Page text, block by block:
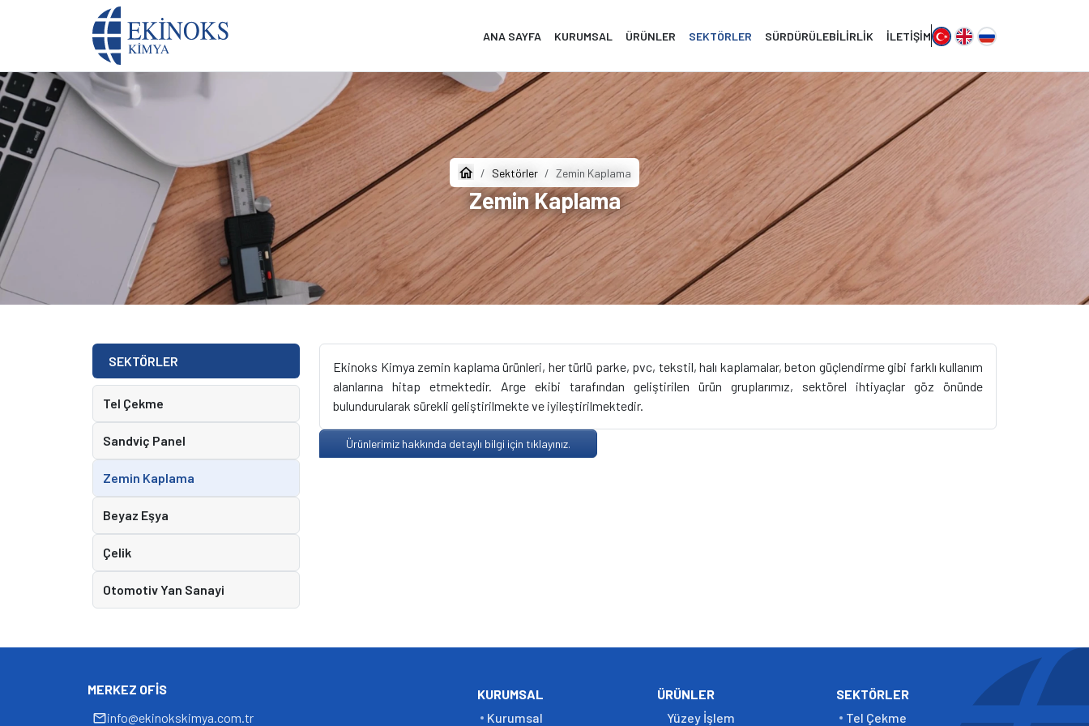
ANA SAYFA KURUMSAL ÜRÜNLER SEKTÖRLER SÜRDÜRÜLEBILIRLIK İLETIŞIM
Sektörler Zemin Kaplama
Zemin Kaplama
SEKTÖRLER
Tel Çekme
Sandviç Panel
Zemin Kaplama
Beyaz Eşya
Çelik
Otomotiv Yan Sanayi
Ekinoks Kimya zemin kaplama ürünleri, her türlü parke, pvc, tekstil, halı kaplamalar, beton güçlendirme gibi farklı kullanım
alanlarına hitap etmektedir. Arge ekibi tarafından geliştirilen ürün gruplarımız, sektörel ihtiyaçlar göz önünde
bulundurularak sürekli geliştirilmekte ve iyileştirilmektedir.
Ürünlerimiz hakkında detaylı bilgi için tıklayınız.
MERKEZ OFIS
info@ekinokskimya.com.tr
KURUMSAL
Kurumsal
ÜRÜNLER
Yüzey İşlem
SEKTÖRLER
Tel Çekme